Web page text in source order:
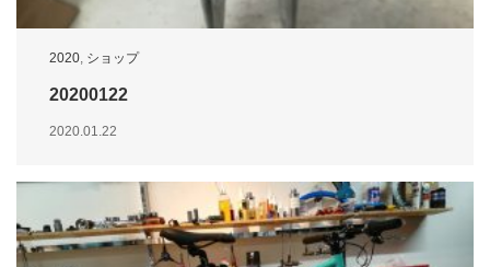
2020, ショップ
20200122
2020.01.22